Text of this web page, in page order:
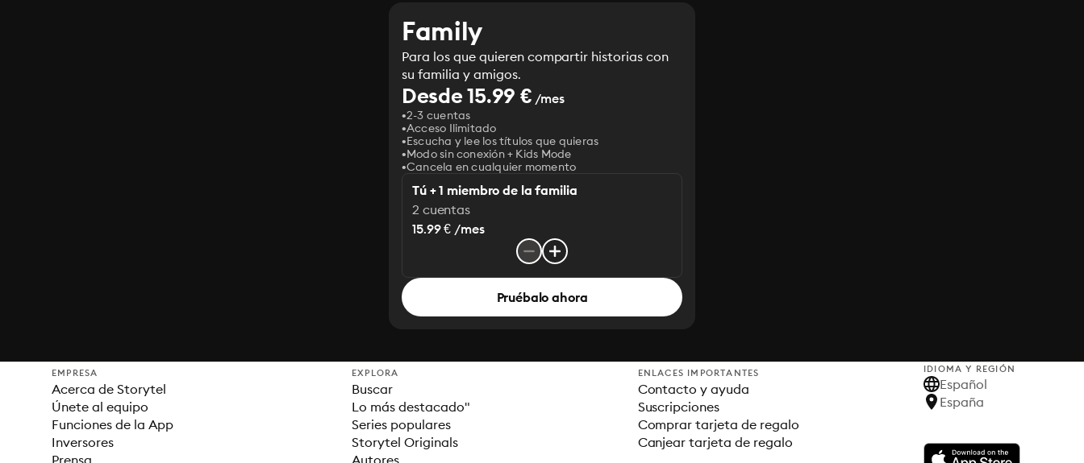
Family
Para los que quieren compartir historias con
su familia y amigos.
Desde 15.99 €/mes
2-3 cuentas
Acceso Ilimitado
Escucha y lee los títulos que quieras
Modo sin conexión + Kids Mode
Cancela en cualquier momento
Tú + 1 miembro de la familia
2 cuentas
15.99 € /mes
Pruébalo ahora
EMPRESA
Acerca de Storytel
Únete al equipo
Funciones de la App
Inversores
Prensa
EXPLORA
Buscar
Lo más destacado"
Series populares
Storytel Originals
Autores
ENLACES IMPORTANTES
Contacto y ayuda
Suscripciones
Comprar tarjeta de regalo
Canjear tarjeta de regalo
IDIOMA Y REGIÓN
Español
España